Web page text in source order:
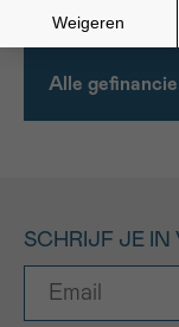
Alle
SCHRIJF JE IN